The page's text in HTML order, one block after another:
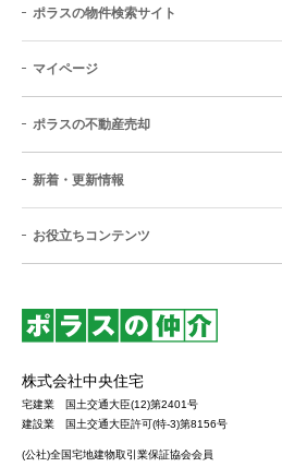
ポラスの物件検索サイト
マイページ
ポラスの不動産売却
新着・更新情報
お役立ちコンテンツ
株式会社中央住宅
宅建業 国土交通大臣(12)第2401号
建設業 国土交通大臣許可(特-3)第8156号
(公社)全国宅地建物取引業保証協会会員